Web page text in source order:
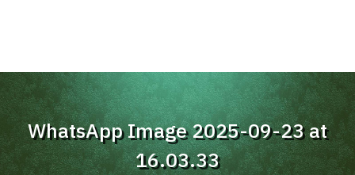
WhatsApp Image 2025-09-23 at
16.03.33